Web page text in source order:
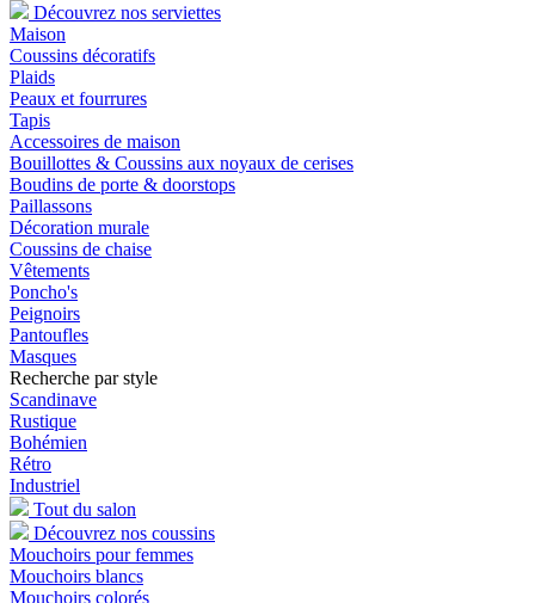
Découvrez nos serviettes
Maison
Coussins décoratifs
Plaids
Peaux et fourrures
Tapis
Accessoires de maison
Bouillottes & Coussins aux noyaux de cerises
Boudins de porte & doorstops
Paillassons
Décoration murale
Coussins de chaise
Vêtements
Poncho's
Peignoirs
Pantoufles
Masques
Recherche par style
Scandinave
Rustique
Bohémien
Rétro
Industriel
Tout du salon
Découvrez nos coussins
Mouchoirs pour femmes
Mouchoirs blancs
Mouchoirs colorés